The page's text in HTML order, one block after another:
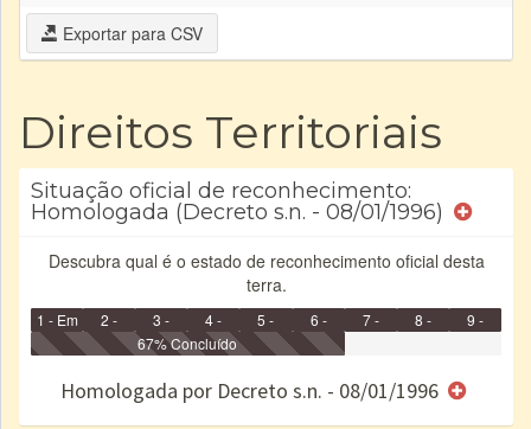
Exportar para CSV
Direitos Territoriais
Situação oficial de reconhecimento:
Homologada (Decreto s.n. - 08/01/1996)
Descubra qual é o estado de reconhecimento oficial desta
terra.
1 - Em
Identificação
2 -
Identificada
3 -
Declarada
4 -
Reservada
5 -
Homologada
6 -
Registrada
e/ou
7 -
8 -
9 -
67% Concluído
Homologada por Decreto s.n. - 08/01/1996